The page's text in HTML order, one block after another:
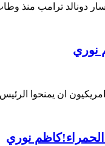
دونالد ترامب منذ
نوري
ان يمنحوا
نوري